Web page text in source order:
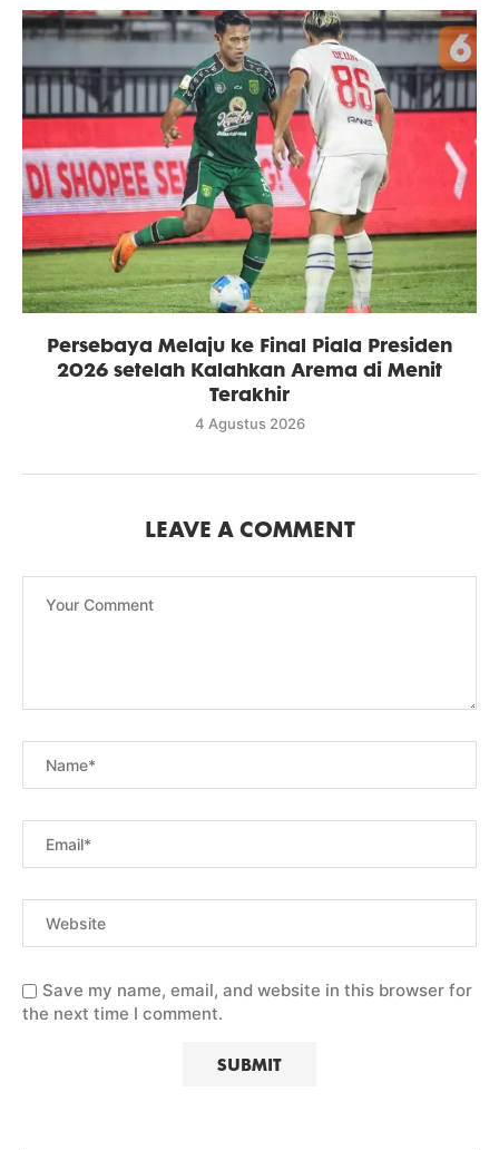
Persebaya Melaju ke Final Piala Presiden
2026 setelah Kalahkan Arema di Menit
Terakhir
4 Agustus 2026
LEAVE A COMMENT
Save my name, email, and website in this browser for
the next time I comment.